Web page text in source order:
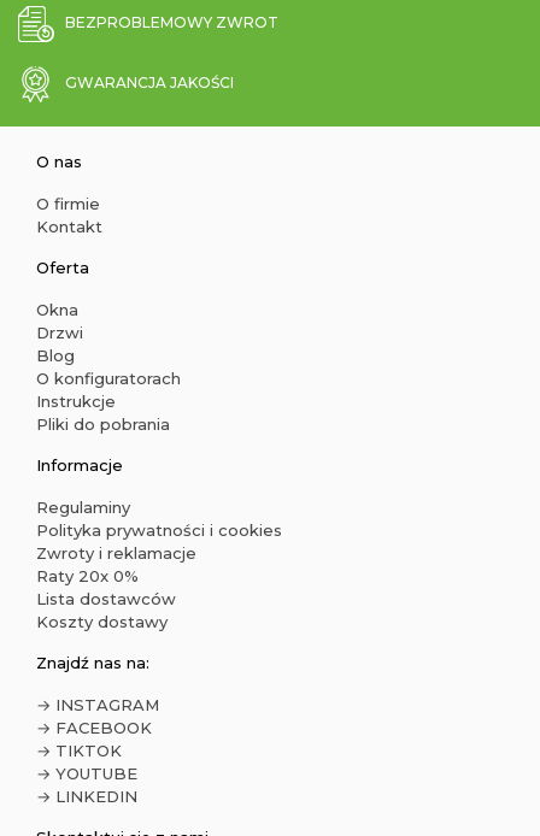
BEZPROBLEMOWY ZWROT
GWARANCJA JAKOŚCI
O nas
O firmie
Kontakt
Oferta
Okna
Drzwi
Blog
O konfiguratorach
Instrukcje
Pliki do pobrania
Informacje
Regulaminy
Polityka prywatności i cookies
Zwroty i reklamacje
Raty 20x 0%
Lista dostawców
Koszty dostawy
Znajdź nas na:
→ INSTAGRAM
→ FACEBOOK
→ TIKTOK
→ YOUTUBE
→ LINKEDIN